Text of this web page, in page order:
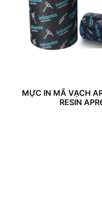
MỰC IN MÃ VẠCH
RESIN